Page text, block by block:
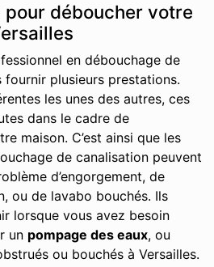
déboucher votre
en débouchage de
plusieurs prestations.
les unes des autres, ces
dans le cadre de
maison. C’est ainsi que les
de canalisation peuvent
d’engorgement, de
ou de lavabo bouchés. Ils
lorsque vous avez besoin
un pompage des eaux, ou
ou bouchés à Versailles.